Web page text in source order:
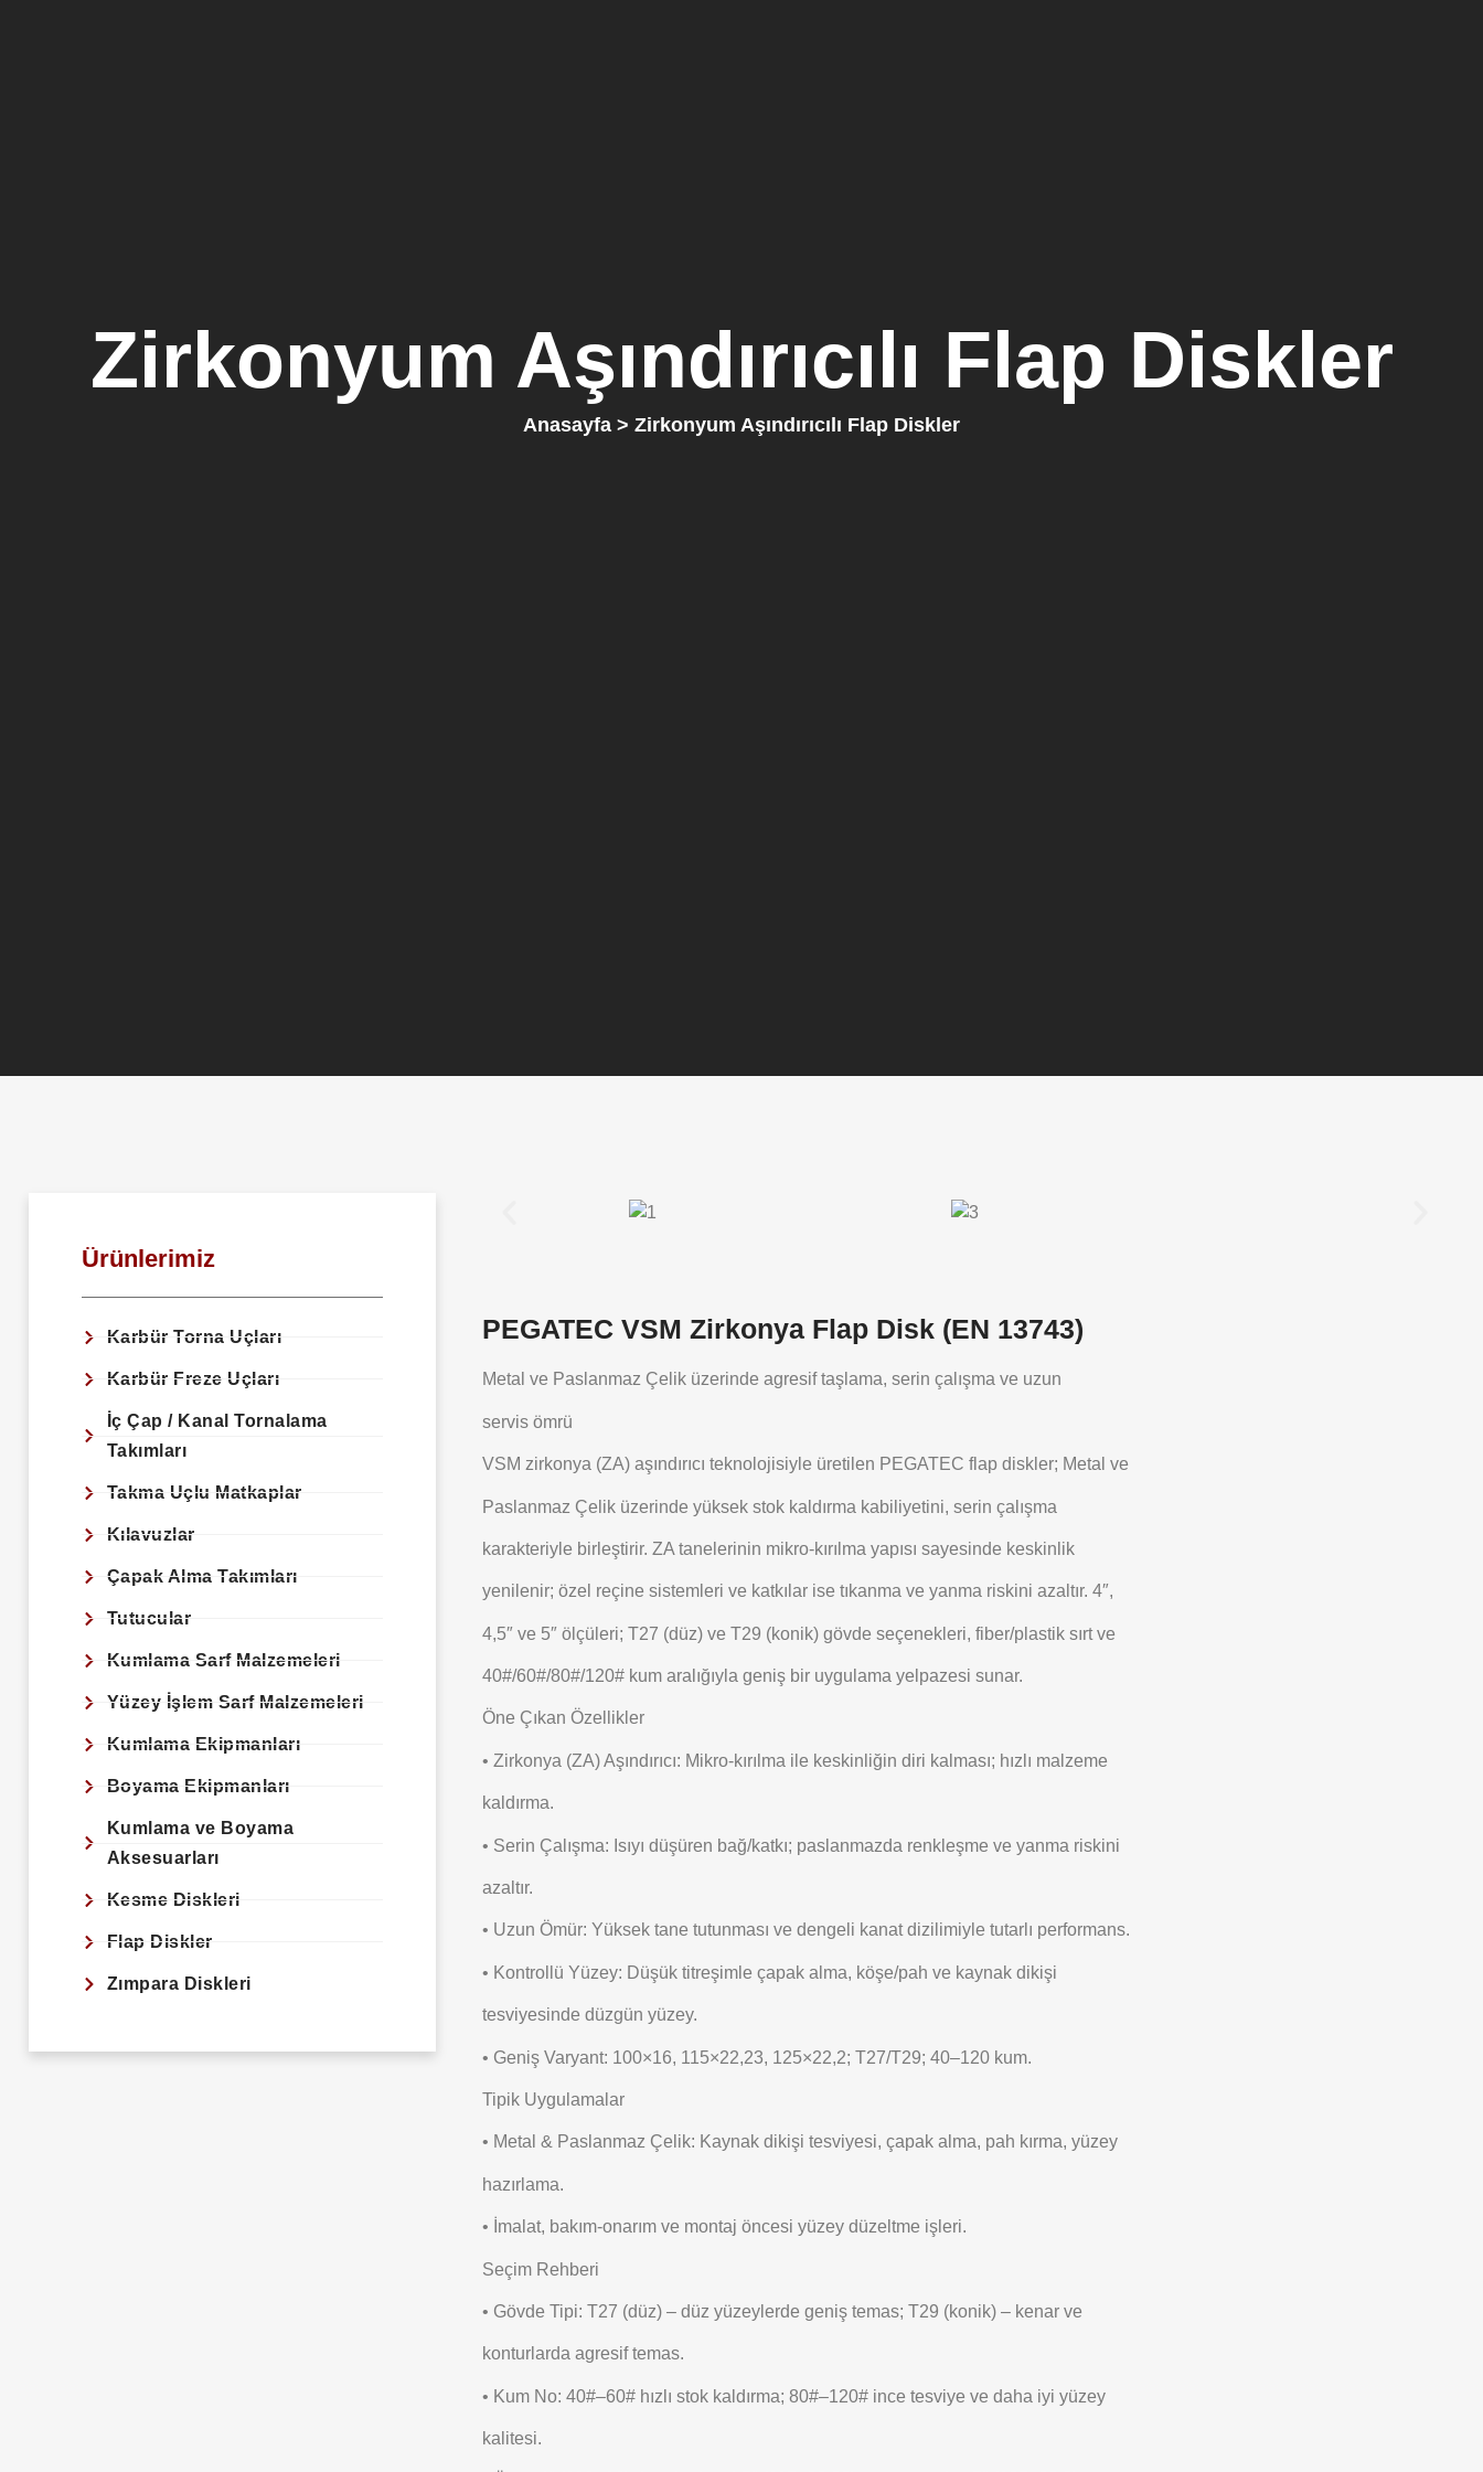
Zirkonyum Aşındırıcılı Flap Diskler
Anasayfa > Zirkonyum Aşındırıcılı Flap Diskler
Ürünlerimiz
Karbür Torna Uçları
Karbür Freze Uçları
İç Çap / Kanal Tornalama
Takımları
Takma Uçlu Matkaplar
Kılavuzlar
Çapak Alma Takımları
Tutucular
Kumlama Sarf Malzemeleri
Yüzey İşlem Sarf Malzemeleri
Kumlama Ekipmanları
Boyama Ekipmanları
Kumlama ve Boyama
Aksesuarları
Kesme Diskleri
Flap Diskler
Zımpara Diskleri
PEGATEC VSM Zirkonya Flap Disk (EN 13743)
Metal ve Paslanmaz Çelik üzerinde agresif taşlama, serin çalışma ve uzun
servis ömrü
VSM zirkonya (ZA) aşındırıcı teknolojisiyle üretilen PEGATEC flap diskler; Metal ve
Paslanmaz Çelik üzerinde yüksek stok kaldırma kabiliyetini, serin çalışma
karakteriyle birleştirir. ZA tanelerinin mikro-kırılma yapısı sayesinde keskinlik
yenilenir; özel reçine sistemleri ve katkılar ise tıkanma ve yanma riskini azaltır. 4″,
4,5″ ve 5″ ölçüleri; T27 (düz) ve T29 (konik) gövde seçenekleri, fiber/plastik sırt ve
40#/60#/80#/120# kum aralığıyla geniş bir uygulama yelpazesi sunar.
Öne Çıkan Özellikler
• Zirkonya (ZA) Aşındırıcı: Mikro-kırılma ile keskinliğin diri kalması; hızlı malzeme
kaldırma.
• Serin Çalışma: Isıyı düşüren bağ/katkı; paslanmazda renkleşme ve yanma riskini
azaltır.
• Uzun Ömür: Yüksek tane tutunması ve dengeli kanat dizilimiyle tutarlı performans.
• Kontrollü Yüzey: Düşük titreşimle çapak alma, köşe/pah ve kaynak dikişi
tesviyesinde düzgün yüzey.
• Geniş Varyant: 100×16, 115×22,23, 125×22,2; T27/T29; 40–120 kum.
Tipik Uygulamalar
• Metal & Paslanmaz Çelik: Kaynak dikişi tesviyesi, çapak alma, pah kırma, yüzey
hazırlama.
• İmalat, bakım-onarım ve montaj öncesi yüzey düzeltme işleri.
Seçim Rehberi
• Gövde Tipi: T27 (düz) – düz yüzeylerde geniş temas; T29 (konik) – kenar ve
konturlarda agresif temas.
• Kum No: 40#–60# hızlı stok kaldırma; 80#–120# ince tesviye ve daha iyi yüzey
kalitesi.